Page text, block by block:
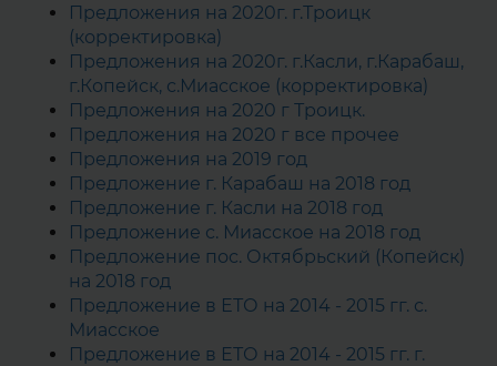
Предложения на 2020г. г.Троицк
(корректировка)
Предложения на 2020г. г.Касли, г.Карабаш,
г.Копейск, с.Миасское (корректировка)
Предложения на 2020 г Троицк.
Предложения на 2020 г все прочее
Предложения на 2019 год
Предложение г. Карабаш на 2018 год
Предложение г. Касли на 2018 год
Предложение с. Миасское на 2018 год
Предложение пос. Октябрьский (Копейск)
на 2018 год
Предложение в ЕТО на 2014 - 2015 гг. с.
Миасское
Предложение в ЕТО на 2014 - 2015 гг. г.